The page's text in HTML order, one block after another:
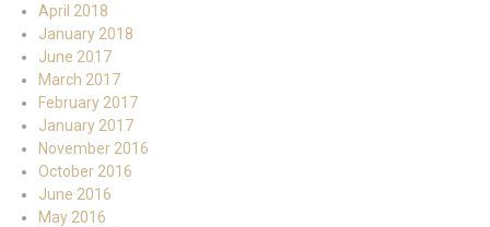
April 2018
January 2018
June 2017
March 2017
February 2017
January 2017
November 2016
October 2016
June 2016
May 2016